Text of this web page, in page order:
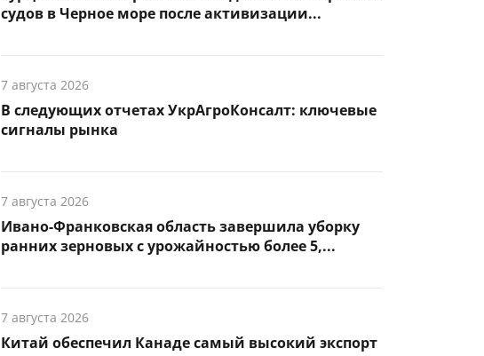
судов в Черное море после активизации...
7 августа 2026
В следующих отчетах УкрАгроКонсалт: ключевые
сигналы рынка
7 августа 2026
Ивано-Франковская область завершила уборку
ранних зерновых с урожайностью более 5,...
7 августа 2026
Китай обеспечил Канаде самый высокий экспорт